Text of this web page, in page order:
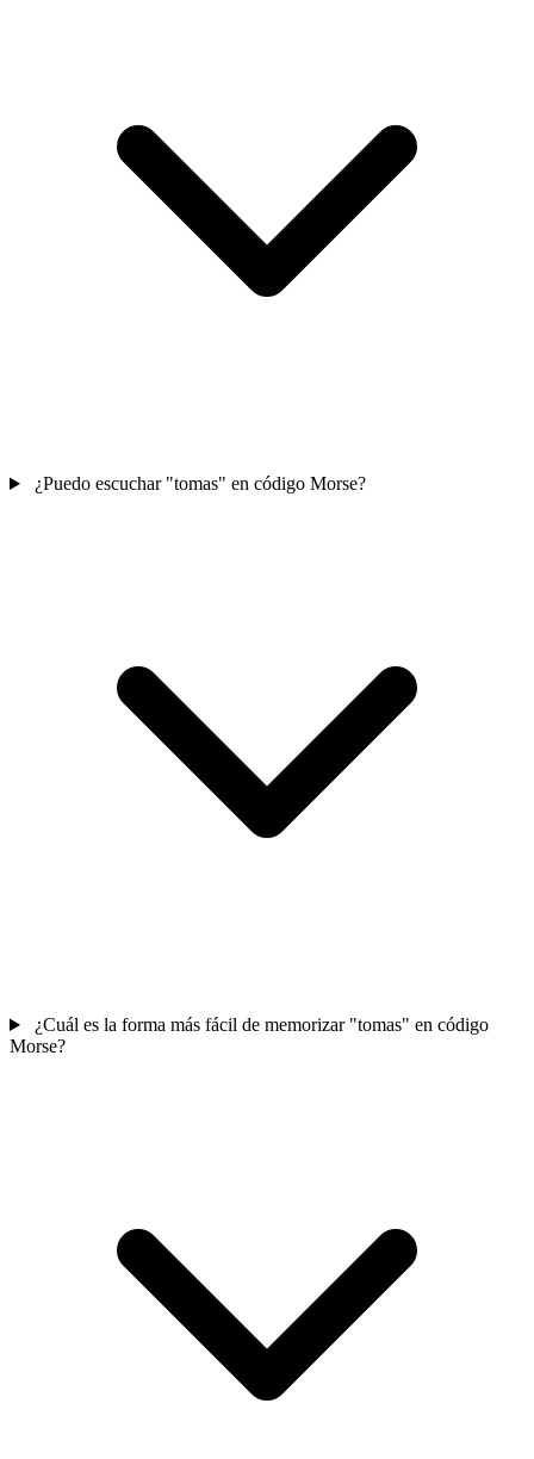
¿Puedo escuchar "tomas" en código Morse?
¿Cuál es la forma más fácil de memorizar "tomas" en código
Morse?